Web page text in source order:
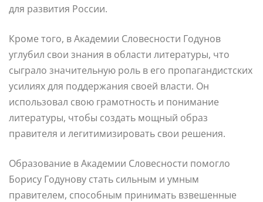
для развития России.
Кроме того, в Академии Словесности Годунов
углубил свои знания в области литературы, что
сыграло значительную роль в его пропагандистских
усилиях для поддержания своей власти. Он
использовал свою грамотность и понимание
литературы, чтобы создать мощный образ
правителя и легитимизировать свои решения.
Образование в Академии Словесности помогло
Борису Годунову стать сильным и умным
правителем, способным принимать взвешенные